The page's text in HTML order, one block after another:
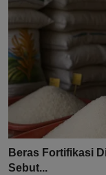
Beras Fortifikasi
Sebut...